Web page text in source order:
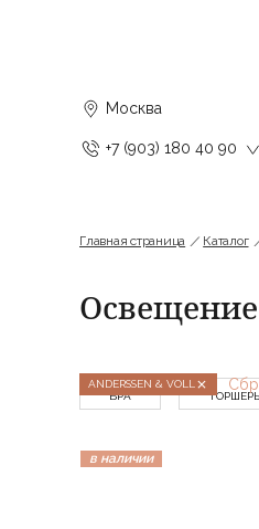
Москва
+7 (903) 180 40 90
Главная страница Каталог
ANDERSSEN & VOLL
БРА
в наличии